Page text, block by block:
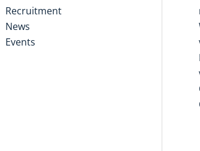
Recruitment
News
Events